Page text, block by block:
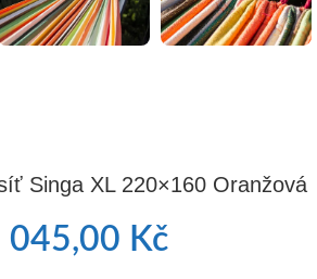
Singa XL 220×160 Oranžová
045,00 Kč